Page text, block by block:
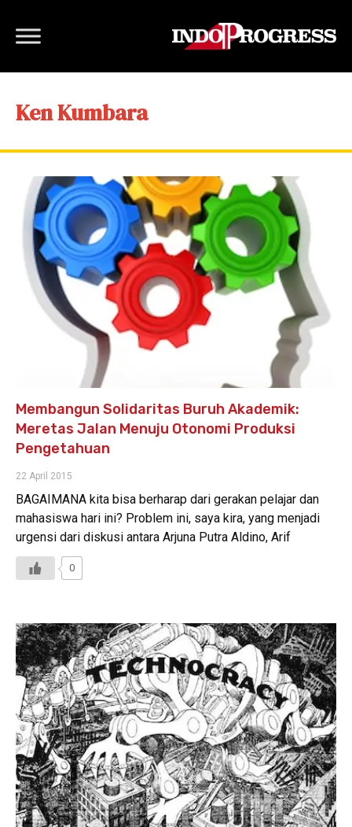
Ken Kumbara
Membangun Solidaritas Buruh Akademik:
Meretas Jalan Menuju Otonomi Produksi
Pengetahuan
22 April 2015
BAGAIMANA kita bisa berharap dari gerakan pelajar dan
mahasiswa hari ini? Problem ini, saya kira, yang menjadi
urgensi dari diskusi antara Arjuna Putra Aldino, Arif
0